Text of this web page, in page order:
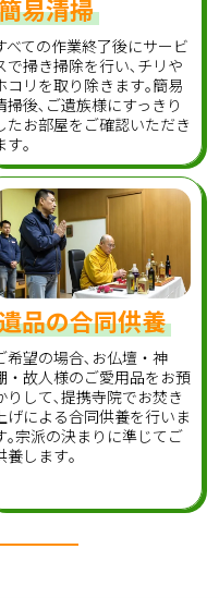
易清掃
べての作業終了後にサービ
で掃き掃除を行い､チリや
コリを取り除きます｡簡易
掃後､ご遺族様にすっきり
たお部屋をご確認いただき
す｡
品の合同供養
希望の場合､お仏壇・神
・故人様のご愛用品をお預
りして､提携寺院でお焚き
げによる合同供養を行いま
｡宗派の決まりに準じてご
養します｡